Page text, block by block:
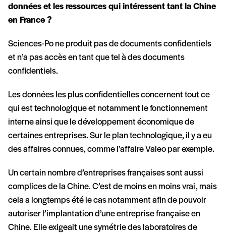
données et les ressources qui intéressent tant la Chine
en France ?
Sciences-Po ne produit pas de documents confidentiels
et n’a pas accès en tant que tel à des documents
confidentiels.
Les données les plus confidentielles concernent tout ce
qui est technologique et notamment le fonctionnement
interne ainsi que le développement économique de
certaines entreprises. Sur le plan technologique, il y a eu
des affaires connues, comme l’affaire Valeo par exemple.
Un certain nombre d’entreprises françaises sont aussi
complices de la Chine. C’est de moins en moins vrai, mais
cela a longtemps été le cas notamment afin de pouvoir
autoriser l’implantation d’une entreprise française en
Chine. Elle exigeait une symétrie des laboratoires de